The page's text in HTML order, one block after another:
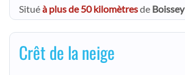
Situéà plus de 50 kilomètresde Boissey
Crêt de la neige